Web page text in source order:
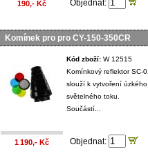
190,- Kč Objednat:
Komínek pro pro CY-150-350CR
Kód zboží: W 12515
Komínkový reflektor SC-
slouží k vytvoření úzkého
světelného toku.
Součástí...
1 190,- Kč Objednat: